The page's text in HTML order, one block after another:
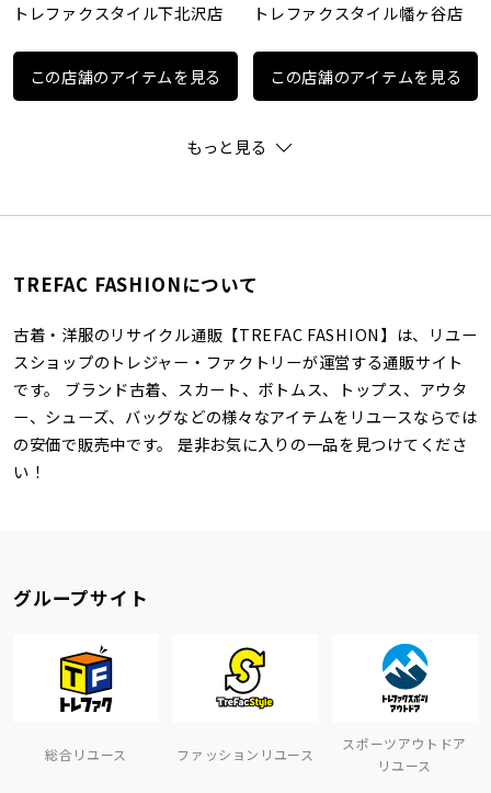
トレファクスタイル下北沢店
この店舗のアイテムを見る
トレファクスタイル幡ヶ谷店
この店舗のアイテムを見る
もっと見る
TREFAC FASHIONについて
古着・洋服のリサイクル通販【TREFAC FASHION】は、リユー
スショップのトレジャー・ファクトリーが運営する通販サイト
です。 ブランド古着、スカート、ボトムス、トップス、アウタ
ー、シューズ、バッグなどの様々なアイテムをリユースならでは
の安価で販売中です。 是非お気に入りの一品を見つけてくださ
い！
グループサイト
総合リユース ファッションリユース
スポーツアウトドア
リユース